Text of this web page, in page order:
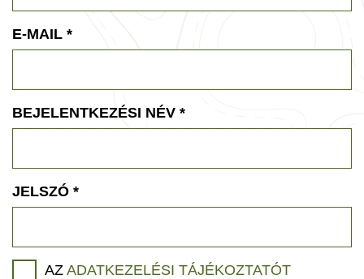
E-MAIL *
BEJELENTKEZÉSI NÉV *
JELSZÓ *
AZ ADATKEZELÉSI TÁJÉKOZTATÓT